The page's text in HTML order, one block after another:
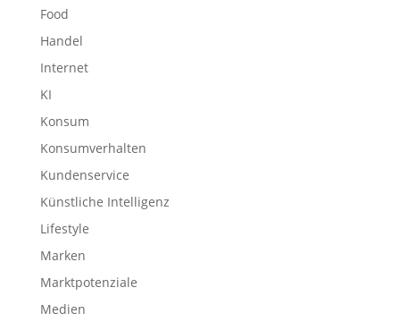
Food
Handel
Internet
KI
Konsum
Konsumverhalten
Kundenservice
Künstliche Intelligenz
Lifestyle
Marken
Marktpotenziale
Medien